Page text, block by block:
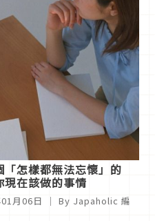
「怎樣都無法忘懷」的
現在該做的事情
月06日 ｜ By Japaholic 編